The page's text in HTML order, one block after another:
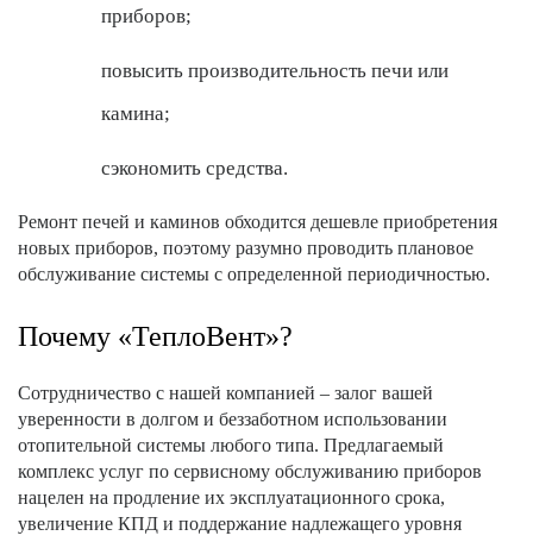
приборов;
повысить производительность печи или
камина;
сэкономить средства.
Ремонт печей и каминов обходится дешевле приобретения
новых приборов, поэтому разумно проводить плановое
обслуживание системы с определенной периодичностью.
Почему «ТеплоВент»?
Сотрудничество с нашей компанией – залог вашей
уверенности в долгом и беззаботном использовании
отопительной системы любого типа. Предлагаемый
комплекс услуг по сервисному обслуживанию приборов
нацелен на продление их эксплуатационного срока,
увеличение КПД и поддержание надлежащего уровня